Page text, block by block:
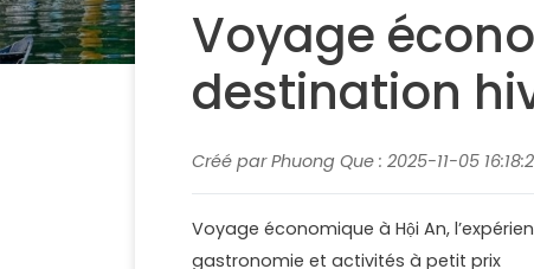
Voyage
destination
Créé par Phuong Que : 2025-11-05
Voyage économique à Hội An,
gastronomie et activités à petit prix